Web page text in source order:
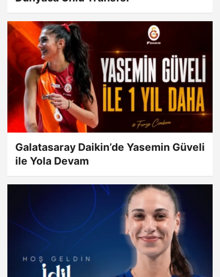
Galatasaray Daikin’de Yasemin Güveli
ile Yola Devam